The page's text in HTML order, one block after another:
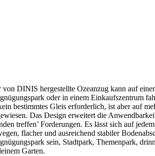
von DINIS hergestellte Ozeanzug kann auf
oder in einem Einkaufszentrum
bestimmtes Gleis erforderlich, ist aber auf
Das Design erweitert die
treffen’ Forderungen. Es lässt sich auf
flacher und ausreichend stabiler
sein, Stadtpark, Themenpark,
Garten.